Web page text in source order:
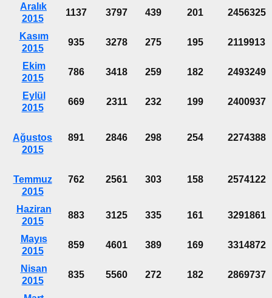
Aralık
2015
1137 3797 439 201 2456325
Kasım
2015
935 3278 275 195 2119913
Ekim
2015
786 3418 259 182 2493249
Eylül
2015
669 2311 232 199 2400937
Ağustos
2015
891 2846 298 254 2274388
Temmuz
2015
762 2561 303 158 2574122
Haziran
2015
883 3125 335 161 3291861
Mayıs
2015
859 4601 389 169 3314872
Nisan
2015
835 5560 272 182 2869737